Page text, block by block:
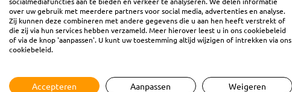
Meer programma’s
over uw gebruik met meerdere partners voor social media, advertenties en analyse.
Zij kunnen deze combineren met andere gegevens die u aan hen heeft verstrekt of
die zij via hun services hebben verzameld. Meer hierover leest u in ons cookiebeleid
of via de knop 'aanpassen'. U kunt uw toestemming altijd wijzigen of intrekken via ons
cookiebeleid.
Accepteren Aanpassen Weigeren